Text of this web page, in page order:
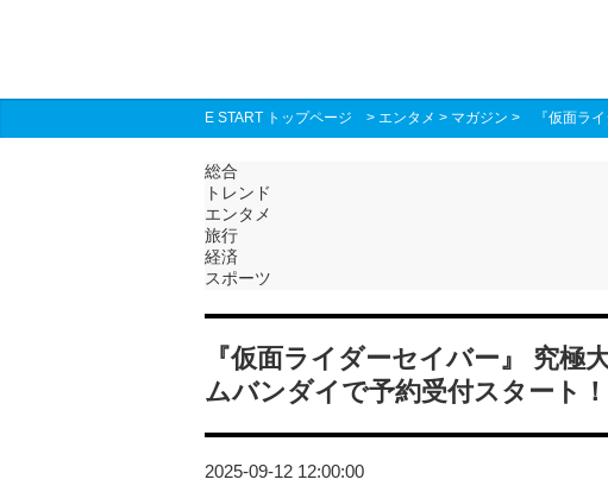
E START トップページ > エンタメ > マガジン > 『仮面ラ
総合
トレンド
エンタメ
旅行
経済
スポーツ
『仮面ライダーセイバー』 究極
ムバンダイで予約受付スタート！
2025-09-12 12:00:00